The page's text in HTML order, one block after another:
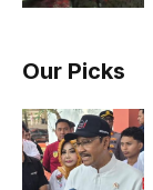
Our Picks